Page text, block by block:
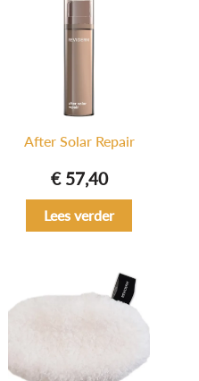
After Solar Repair
€57,40
Lees verder